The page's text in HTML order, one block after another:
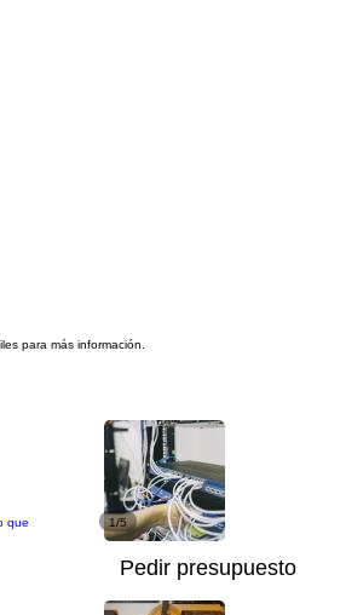
para más información.
que
1/5
Pedir presupuesto